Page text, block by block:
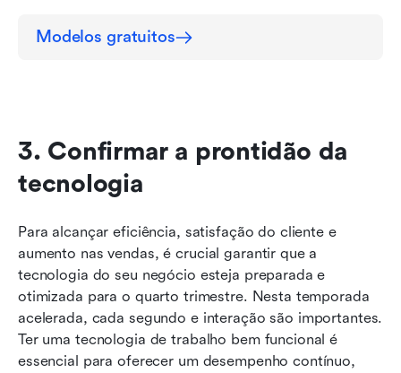
Modelos gratuitos
3. Confirmar a prontidão da
tecnologia
Para alcançar eficiência, satisfação do cliente e
aumento nas vendas, é crucial garantir que a
tecnologia do seu negócio esteja preparada e
otimizada para o quarto trimestre. Nesta temporada
acelerada, cada segundo e interação são importantes.
Ter uma tecnologia de trabalho bem funcional é
essencial para oferecer um desempenho contínuo,